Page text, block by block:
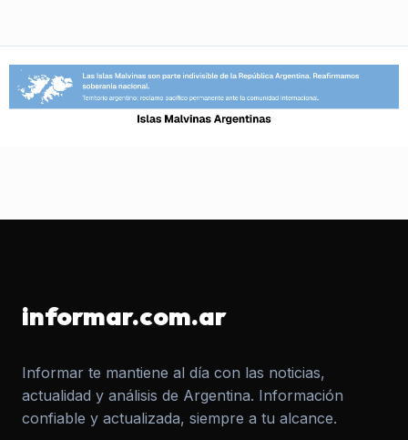
informar.com.ar
Informar te mantiene al día con las noticias,
actualidad y análisis de Argentina. Información
confiable y actualizada, siempre a tu alcance.